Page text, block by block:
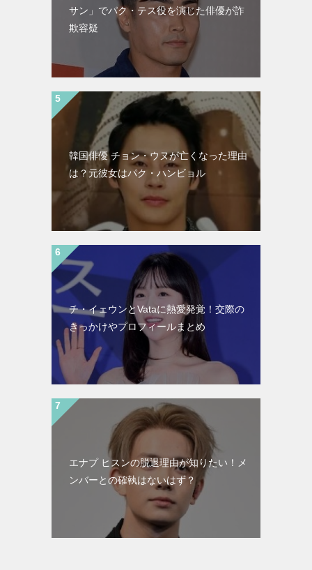
サン」でパク・テス役を演じた俳優が詐
欺容疑
韓国俳優 チョン・ウヌが亡くなった理由
は？元彼女はパク・ハンビョル
チ・イェウンとVataに熱愛発覚！交際の
きっかけやプロフィールまとめ
エナプ ヒスンの脱退理由が知りたい！メ
ンバーとの確執はないはず？